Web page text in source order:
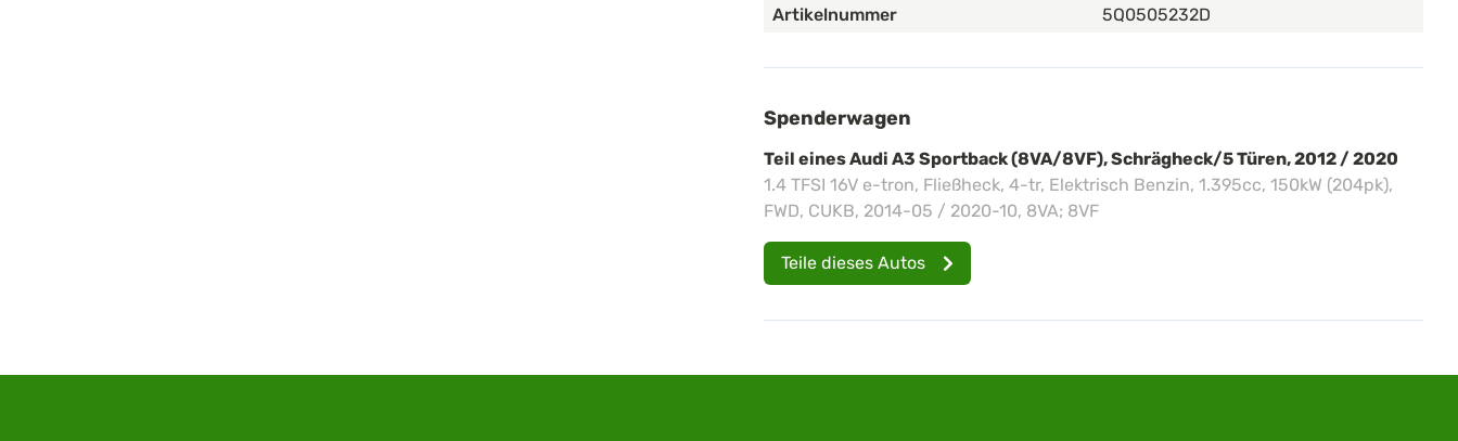
Artikelnummer
5Q0505232D
Spenderwagen
Teil eines Audi A3 Sportback (8VA/8VF), Schrägheck/5 Türen, 2012 / 2020
1.4 TFSI 16V e-tron, Fließheck, 4-tr, Elektrisch Benzin, 1.395cc, 150kW (204pk),
FWD, CUKB, 2014-05 / 2020-10, 8VA; 8VF
Teile dieses Autos